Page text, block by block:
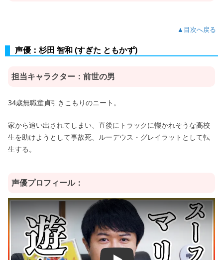
▲目次へ戻る
声優：杉田 智和 (すぎた ともかず)
担当キャラクター：前世の男
34歳無職童貞引きこもりのニート。
家から追い出されてしまい、直後にトラックに轢かれそうな高校
生を助けようとして事故死、ルーデウス・グレイラットとして転
生する。
声優プロフィール：